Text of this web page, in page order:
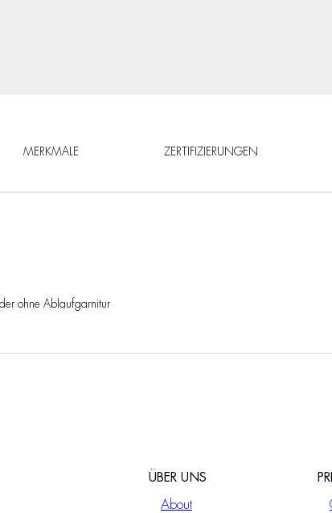
MERKMALE ZERTIFIZIERUNGEN
ohne Ablaufgarnitur
ÜBER UNS
About